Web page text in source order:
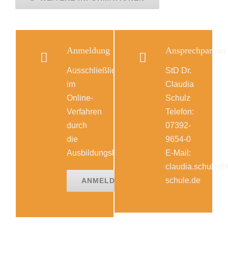
Anmeldung
Ausschließlich
im
Online-
Verfahren
durch
die
Ausbildungsbetriebe.
ANMELDEFORMULAR
Ansprechpartner
StD Dr.
Claudia
Schulz
Telefon:
07392-
9654-0
E-Mail:
schule.de